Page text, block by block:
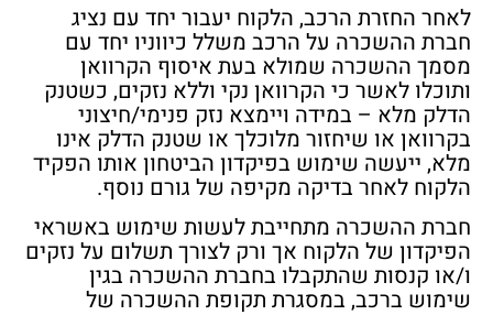
לאחר החזרת הרכב, הלקוח יעבור יחד עם נציג
חברת ההשכרה על הרכב משלל כיווניו יחד עם
מסמך ההשכרה שמולא בעת איסוף הקרוואן
ותוכלו לאשר כי הקרוואן נקי וללא נזקים, כשטנק
הדלק מלא – במידה ויימצא נזק פנימי/חיצוני
בקרוואן או שיחזור מלוכלך או שטנק הדלק אינו
מלא, ייעשה שימוש בפיקדון הביטחון אותו הפקיד
הלקוח לאחר בדיקה מקיפה של גורם נוסף.
חברת ההשכרה מתחייבת לעשות שימוש באשראי
הפיקדון של הלקוח אך ורק לצורך תשלום על נזקים
ו/או קנסות שהתקבלו בחברת ההשכרה בגין
שימוש ברכב, במסגרת תקופת ההשכרה של